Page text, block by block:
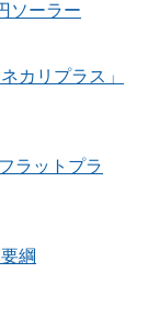
ソーラー
カリプラス」
ラットプラ
綱